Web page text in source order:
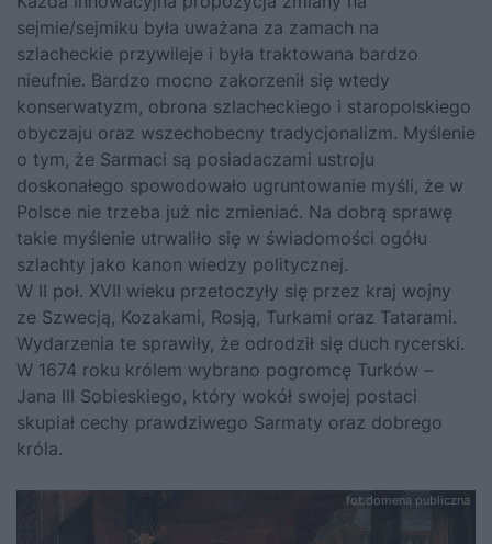
sejmie/sejmiku była uważana za zamach na
szlacheckie przywileje i była traktowana bardzo
nieufnie. Bardzo mocno zakorzenił się wtedy
konserwatyzm, obrona szlacheckiego i staropolskiego
obyczaju oraz wszechobecny tradycjonalizm. Myślenie
o tym, że Sarmaci są posiadaczami ustroju
doskonałego spowodowało ugruntowanie myśli, że w
Polsce nie trzeba już nic zmieniać. Na dobrą sprawę
takie myślenie utrwaliło się w świadomości ogółu
szlachty jako kanon wiedzy politycznej.
W II poł. XVII wieku przetoczyły się przez kraj wojny
ze Szwecją, Kozakami, Rosją, Turkami oraz Tatarami.
Wydarzenia te sprawiły, że odrodził się duch rycerski.
W 1674 roku królem wybrano pogromcę Turków –
Jana III Sobieskiego, który wokół swojej postaci
skupiał cechy prawdziwego Sarmaty oraz dobrego
króla.
fot.domena publiczna